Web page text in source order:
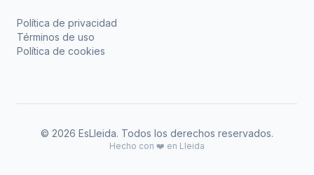
Política de privacidad
Términos de uso
Política de cookies
© 2026 EsLleida. Todos los derechos reservados.
Hecho con ❤️ en Lleida